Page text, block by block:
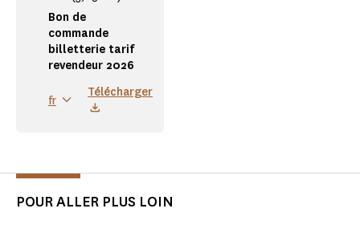
Bon de
commande
billetterie tarif
revendeur 2026
fr
Télécharger
POUR ALLER PLUS LOIN